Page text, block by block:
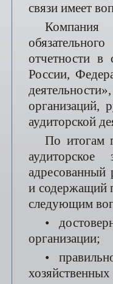
связи имеет
Компания
отчетности в
России,
организаций,
аудиторской
По итогам
адресованный
и содержащий
следующим
•
организации;
•